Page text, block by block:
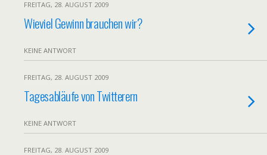
FREITAG, 28. AUGUST 2009
Wieviel Gewinn brauchen wir?
KEINE ANTWORT
FREITAG, 28. AUGUST 2009
Tagesabläufe von Twitterern
KEINE ANTWORT
FREITAG, 28. AUGUST 2009